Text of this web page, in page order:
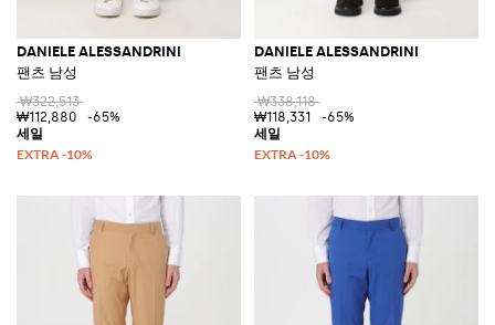
DANIELE ALESSANDRINI
팬츠 남성
₩322,513
₩112,880
-65%
DANIELE ALESSANDRINI
팬츠 남성
₩338,118
₩118,331
-65%